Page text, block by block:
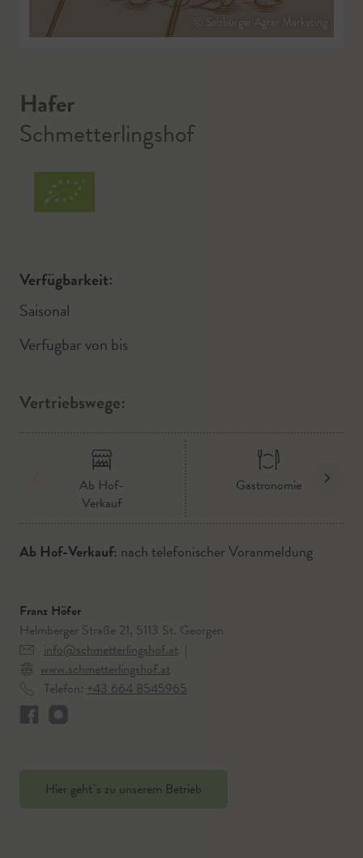
© Salzburger Agrar Marketing
Hafer
Schmetterlingshof
Verfügbarkeit:
Saisonal
Verfügbar von bis
Vertriebswege:
Ab Hof-
Verkauf
Gastronomie
Ab Hof-Verkauf: nach telefonischer Voranmeldung
Franz Höfer
Helmberger Straße 21, 5113 St. Georgen
info@schmetterlingshof.at |
www.schmetterlingshof.at
Telefon: +43 664 8545965
Hier geht`s zu unserem Betrieb